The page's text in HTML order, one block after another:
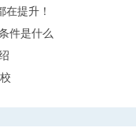
提升！
件是什么